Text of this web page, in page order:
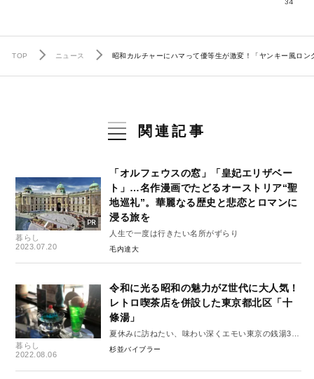
TOP ニュース 昭和カルチャーにハマって優等生が激変！「ヤンキー風ロ
関連記事
暮らし
2023.07.20
「オルフェウスの窓」「皇妃エリザベー
ト」…名作漫画でたどるオーストリア“聖
地巡礼”。華麗なる歴史と悲恋とロマンに
浸る旅を
人生で一度は行きたい名所がずらり
毛内達大
暮らし
2022.08.06
令和に光る昭和の魅力がZ世代に大人気！
レトロ喫茶店を併設した東京都北区「十
條湯」
夏休みに訪ねたい、味わい深くエモい東京の銭湯3選
vol.1
杉並バイブラー